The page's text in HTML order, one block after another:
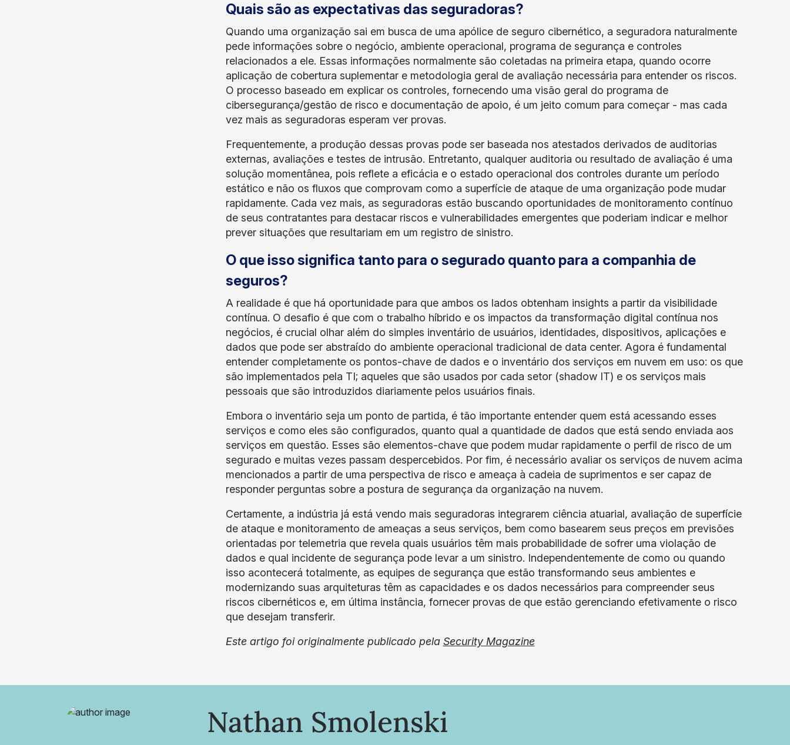
Quais são as expectativas das seguradoras?
Quando uma organização sai em busca de uma apólice de seguro cibernético, a seguradora naturalmente
pede informações sobre o negócio, ambiente operacional, programa de segurança e controles
relacionados a ele. Essas informações normalmente são coletadas na primeira etapa, quando ocorre
aplicação de cobertura suplementar e metodologia geral de avaliação necessária para entender os riscos.
O processo baseado em explicar os controles, fornecendo uma visão geral do programa de
cibersegurança/gestão de risco e documentação de apoio, é um jeito comum para começar - mas cada
vez mais as seguradoras esperam ver provas.
Frequentemente, a produção dessas provas pode ser baseada nos atestados derivados de auditorias
externas, avaliações e testes de intrusão. Entretanto, qualquer auditoria ou resultado de avaliação é uma
solução momentânea, pois reflete a eficácia e o estado operacional dos controles durante um período
estático e não os fluxos que comprovam como a superfície de ataque de uma organização pode mudar
rapidamente. Cada vez mais, as seguradoras estão buscando oportunidades de monitoramento contínuo
de seus contratantes para destacar riscos e vulnerabilidades emergentes que poderiam indicar e melhor
prever situações que resultariam em um registro de sinistro.
O que isso significa tanto para o segurado quanto para a companhia de
seguros?
A realidade é que há oportunidade para que ambos os lados obtenham insights a partir da visibilidade
contínua. O desafio é que com o trabalho híbrido e os impactos da transformação digital contínua nos
negócios, é crucial olhar além do simples inventário de usuários, identidades, dispositivos, aplicações e
dados que pode ser abstraído do ambiente operacional tradicional de data center. Agora é fundamental
entender completamente os pontos-chave de dados e o inventário dos serviços em nuvem em uso: os que
são implementados pela TI; aqueles que são usados por cada setor (shadow IT) e os serviços mais
pessoais que são introduzidos diariamente pelos usuários finais.
Embora o inventário seja um ponto de partida, é tão importante entender quem está acessando esses
serviços e como eles são configurados, quanto qual a quantidade de dados que está sendo enviada aos
serviços em questão. Esses são elementos-chave que podem mudar rapidamente o perfil de risco de um
segurado e muitas vezes passam despercebidos. Por fim, é necessário avaliar os serviços de nuvem acima
mencionados a partir de uma perspectiva de risco e ameaça à cadeia de suprimentos e ser capaz de
responder perguntas sobre a postura de segurança da organização na nuvem.
Certamente, a indústria já está vendo mais seguradoras integrarem ciência atuarial, avaliação de superfície
de ataque e monitoramento de ameaças a seus serviços, bem como basearem seus preços em previsões
orientadas por telemetria que revela quais usuários têm mais probabilidade de sofrer uma violação de
dados e qual incidente de segurança pode levar a um sinistro. Independentemente de como ou quando
isso acontecerá totalmente, as equipes de segurança que estão transformando seus ambientes e
modernizando suas arquiteturas têm as capacidades e os dados necessários para compreender seus
riscos cibernéticos e, em última instância, fornecer provas de que estão gerenciando efetivamente o risco
que desejam transferir.
Este artigo foi originalmente publicado pela Security Magazine
Nathan Smolenski